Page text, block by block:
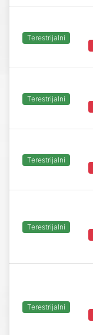
Terestrijalni
Terestrijalni
Terestrijalni
Terestrijalni
Terestrijalni